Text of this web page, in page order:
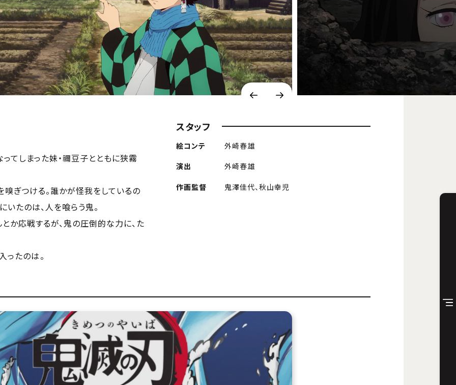
てしまった妹・禰豆子とともに狭霧
ぎつける。誰かが怪我をしているの
いたのは、人を喰らう鬼。
か応戦するが、鬼の圧倒的な力に、た
たのは――。
スタッフ
絵コンテ 外崎春雄
演出 外崎春雄
作画監督 鬼澤佳代、秋山幸児